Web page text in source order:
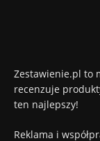
Zestawienie.pl to
recenzuje
ten najlepszy!
Reklama i